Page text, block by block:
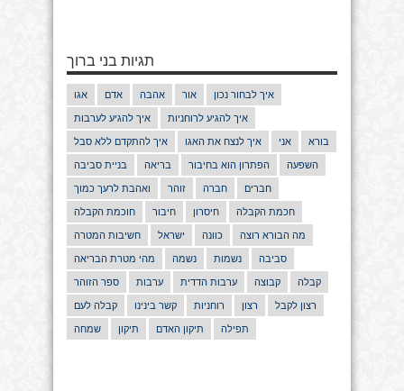
תגיות בני ברוך
אגו אדם אהבה אור איך לבחור נכון
איך להגיע לערבות איך להגיע לרוחניות
איך להתקדם ללא סבל איך לנצח את האגו אני בורא
בניית סביבה בריאה הפתרון הוא בחיבור השפעה
ואהבת לרעך כמוך זוהר חברה חברים
חוכמת הקבלה חיבור חיסרון חכמת הקבלה
חשיבות המטרה ישראל כוונה מה הבורא רוצה
מהי מטרת הבריאה נשמה נשמות סביבה
ספר הזוהר ערבות ערבות הדדית קבוצה קבלה
קבלה לעם קשר בינינו רוחניות רצון רצון לקבל
שמחה תיקון תיקון האדם תפילה